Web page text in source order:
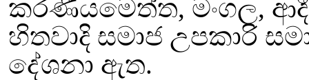
කරණීයමෙත්ත, මංගල,
හිතවාදි සමාජ උපකාරි
දේශනා ඇත.